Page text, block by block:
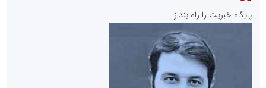
پایگاه خبریت را راه بنداز